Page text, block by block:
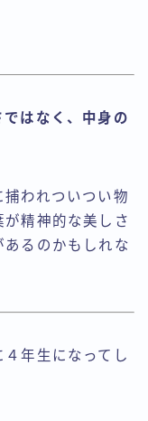
ではなく、中身の
われついつい物
精神的な美しさ
るのかもしれな
年生になってし